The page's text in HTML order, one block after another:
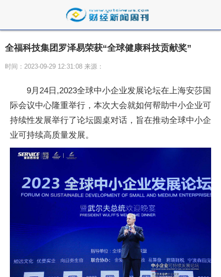
全福科技集团罗泽易荣获“全球健康科技贡献奖”
时间：2023-09-29 12:31:08 来源：
9月24日,2023全球中小企业发展论坛在上海安莎国
际会议中心隆重举行，本次大会就如何帮助中小企业可
持续性发展举行了论坛圆桌对话，旨在推动全球中小企
业可持续高质量发展。